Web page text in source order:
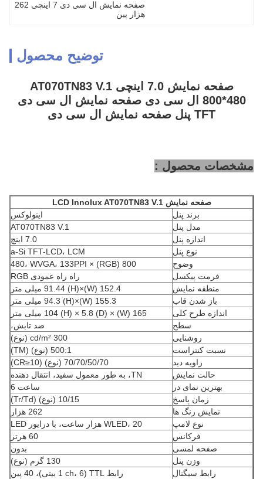
هزار پین
توضیح محصول
صفحه نمایش 7.0 اینچی AT070TN83 V.1
800*480 ال سی دی صفحه نمایش ال سی دی
TFT پنل صفحه نمایش ال سی دی
مشخصات محصول :
صفحه نمایش LCD InnoluxAT070TN83 V.1
برند پنل
اینولوکس
مدل پنل
AT070TN83 V.1
اندازه پنل
7.0 اینچ
نوع پنل
a-Si TFT-LCD، LCM
وضوح
800 (RGB) × 480، WVGA، 133PPI
فرمت پیکسل
راه راه عمودی RGB
منطقه نمایش
152.4 (W)×91.44 (H) میلی متر
باز شدن قاب
155.3 (W)×94.3 (H) میلی متر
اندازه طرح کلی
165 (W) × 104 (H) × 5.8 (D) میلی متر
سطح
ضد تابش،
روشنایی
300 cd/m² (نوع)
نسبت کنتراست
500:1 (نوع) (TM)
زاویه دید
70/70/50/70 (نوع) (CR≥10)
حالت نمایش
TN، به طور معمول سفید، انتقال دهنده
بهترین نمای در
ساعت 6
زمان پاسخ
10/15 (نوع) (Tr/Td)
نمایش رنگ ها
262 هزار
نوع لامپ
WLED، 20 هزار ساعت، با درایور LED
فرکانس
60 هرتز
صفحه لمسی
بدون
وزن پنل
130 گرم (نوع)
رابط سیگنال
رابط TTL (1 ch، 6 بیتی)، 40 پین